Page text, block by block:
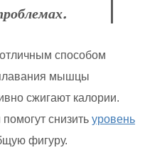
способом
мышцы
сжигают калории.
снизить уровень
фигуру.